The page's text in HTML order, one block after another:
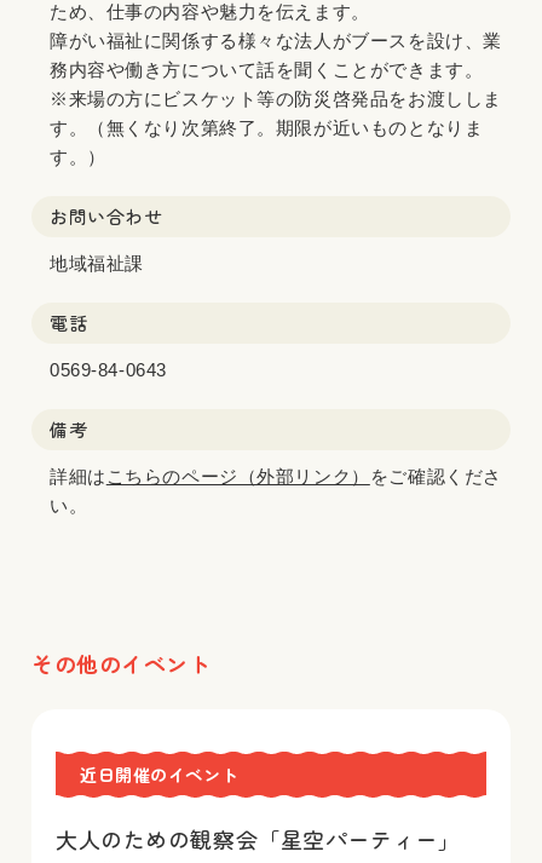
ため、仕事の内容や魅力を伝えます。
障がい福祉に関係する様々な法人がブースを設け、業
務内容や働き方について話を聞くことができます。
※来場の方にビスケット等の防災啓発品をお渡ししま
す。（無くなり次第終了。期限が近いものとなりま
す。）
お問い合わせ
地域福祉課
電話
0569-84-0643
備考
詳細は こちらのページ（外部リンク）
をご確認くださ
い。
その他のイベント
近日開催のイベント
大人のための観察会「星空パーティー」